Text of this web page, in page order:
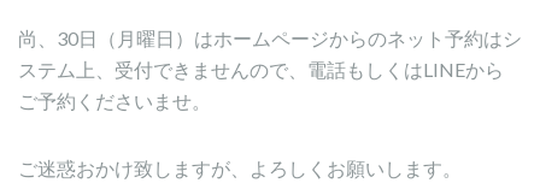
尚、30日（月曜日）はホームページからのネット予約はシ
ステム上、受付できませんので、電話もしくはLINEから
ご予約くださいませ。
ご迷惑おかけ致しますが、よろしくお願いします。